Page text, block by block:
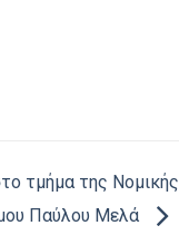
τμήμα της Νομικής
Παύλου Μελά